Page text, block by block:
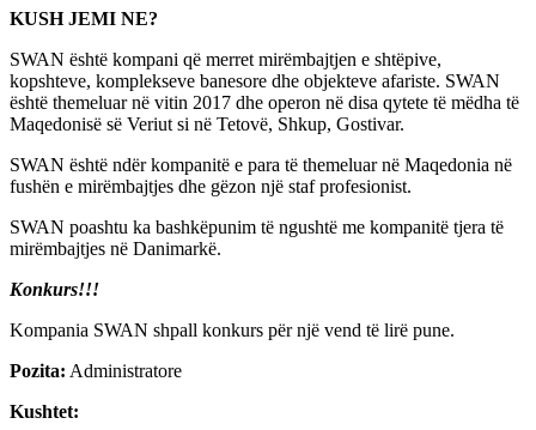
KUSH JEMI NE?
SWAN është kompani që merret mirëmbajtjen e shtëpive,
kopshteve, komplekseve banesore dhe objekteve afariste. SWAN
është themeluar në vitin 2017 dhe operon në disa qytete të mëdha të
Maqedonisë së Veriut si në Tetovë, Shkup, Gostivar.
SWAN është ndër kompanitë e para të themeluar në Maqedonia në
fushën e mirëmbajtjes dhe gëzon një staf profesionist.
SWAN poashtu ka bashkëpunim të ngushtë me kompanitë tjera të
mirëmbajtjes në Danimarkë.
Konkurs!!!
Kompania SWAN shpall konkurs për një vend të lirë pune.
Pozita: Administratore
Kushtet: